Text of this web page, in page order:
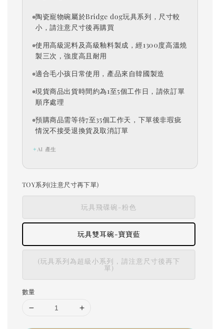
陶瓷寵物碗屬於Bridge dog玩具系列，尺寸較
小，請注意尺寸後再購買
使用高級泥料及高級釉料製成，經1300度高溫燒
製三次，強度高且耐用
適合毛小孩日常使用，產品來自韓國製造
現貨商品出貨時間約為1至5個工作日，請依訂單
順序處理
預購商品需等待7至35個工作天，下單後非瑕疵
情況不接受退換貨及取消訂單
✦ AI 產生
TOY系列(注意尺寸再下單)
玩具飛碟碗-粉色
玩具雙耳碗-寶寶藍
(玩具系列為超級小系列，請注意尺寸後再下
單)
數量